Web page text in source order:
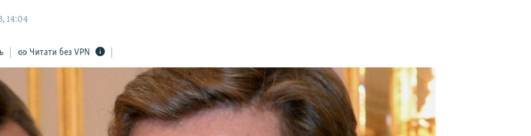
14:04
Читати без VPN